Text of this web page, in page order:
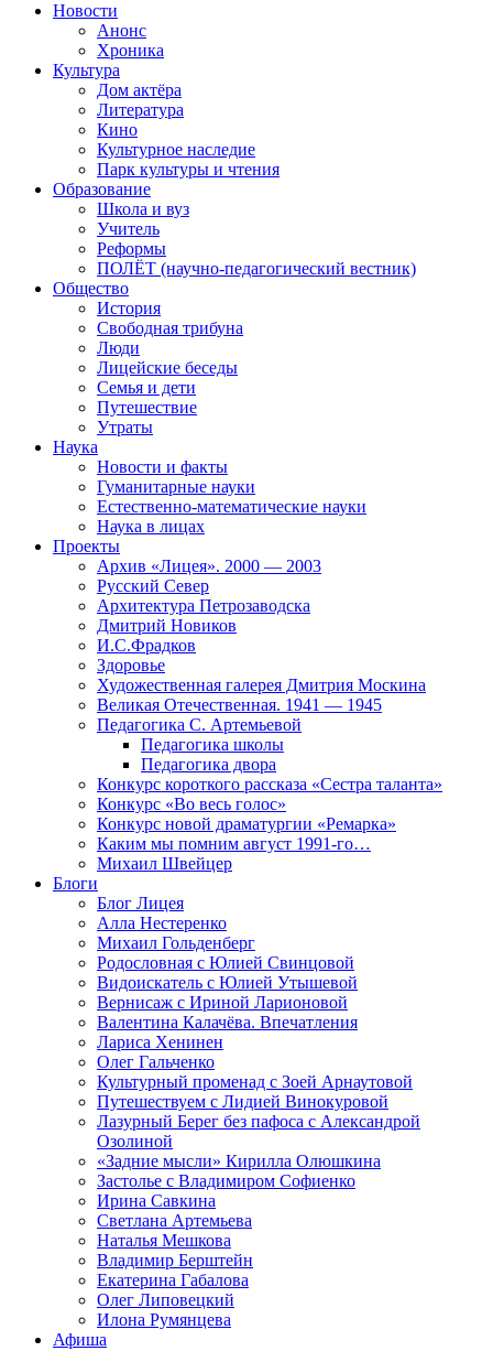
Новости
Анонс
Хроника
Культура
Дом актёра
Литература
Кино
Культурное наследие
Парк культуры и чтения
Образование
Школа и вуз
Учитель
Реформы
ПОЛЁТ (научно-педагогический вестник)
Общество
История
Свободная трибуна
Люди
Лицейские беседы
Семья и дети
Путешествие
Утраты
Наука
Новости и факты
Гуманитарные науки
Естественно-математические науки
Наука в лицах
Проекты
Архив «Лицея». 2000 — 2003
Русский Север
Архитектура Петрозаводска
Дмитрий Новиков
И.С.Фрадков
Здоровье
Художественная галерея Дмитрия Москина
Великая Отечественная. 1941 — 1945
Педагогика С. Артемьевой
Педагогика школы
Педагогика двора
Конкурс короткого рассказа «Сестра таланта»
Конкурс «Во весь голос»
Конкурс новой драматургии «Ремарка»
Каким мы помним август 1991-го…
Михаил Швейцер
Блоги
Блог Лицея
Алла Нестеренко
Михаил Гольденберг
Родословная с Юлией Свинцовой
Видоискатель с Юлией Утышевой
Вернисаж с Ириной Ларионовой
Валентина Калачёва. Впечатления
Лариса Хенинен
Олег Гальченко
Культурный променад с Зоей Арнаутовой
Путешествуем с Лидией Винокуровой
Лазурный Берег без пафоса с Александрой
Озолиной
«Задние мысли» Кирилла Олюшкина
Застолье с Владимиром Софиенко
Ирина Савкина
Светлана Артемьева
Наталья Мешкова
Владимир Берштейн
Екатерина Габалова
Олег Липовецкий
Илона Румянцева
Афиша